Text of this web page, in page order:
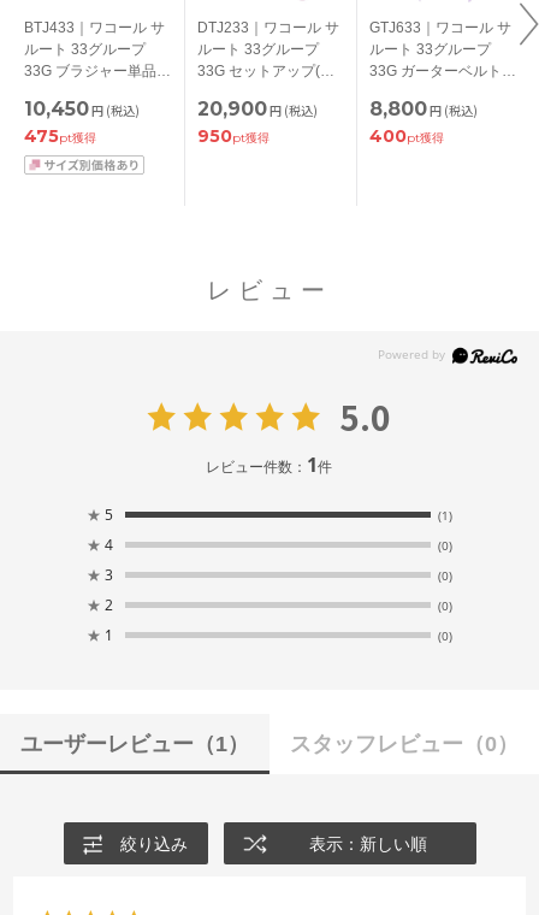
BTJ433｜ワコール サ
ルート 33グループ
33G ブラジャー単品
カップ アンダー
65/70/75/80cm
10,450円 (税込)
475pt獲得
DTJ233｜ワコール サ
ルート 33グループ
33G セットアップ(キ
20,900円 (税込)
950pt獲得
GTJ633｜ワコール サ
ルート 33グループ
33G ガーターベルト
8,800円 (税込)
400pt獲得
レビュー
5.0
レビュー件数： 1件
★ 5 (1)
★ 4 (0)
★ 3 (0)
★ 2 (0)
★ 1 (0)
ユーザーレビュー （1） スタッフレビュー （0）
絞り込み 表示：新しい順